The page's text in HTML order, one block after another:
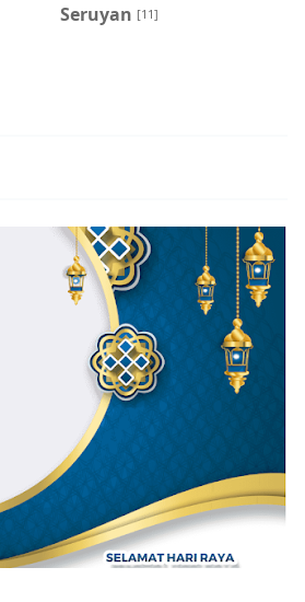
Seruyan [11]